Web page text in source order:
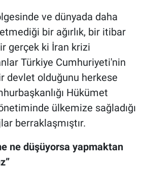
ve dünyada daha
bir ağırlık, bir itibar
gerçek ki İran krizi
Türkiye Cumhuriyeti'nin
devlet olduğunu herkese
Hükümet
ülkemize sağladığı
berraklaşmıştır.
ne düşüyorsa yapmaktan